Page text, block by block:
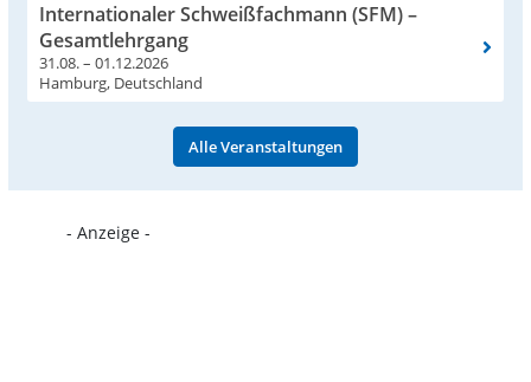
Internationaler Schweißfachmann (SFM) –
Gesamtlehrgang
31.08. – 01.12.2026
Hamburg, Deutschland
Alle Veranstaltungen
- Anzeige -